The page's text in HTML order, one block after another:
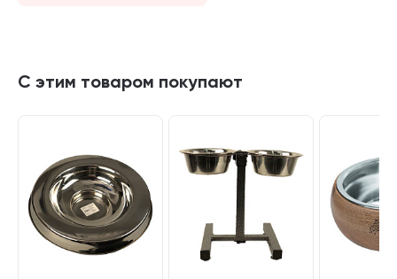
С этим товаром покупают